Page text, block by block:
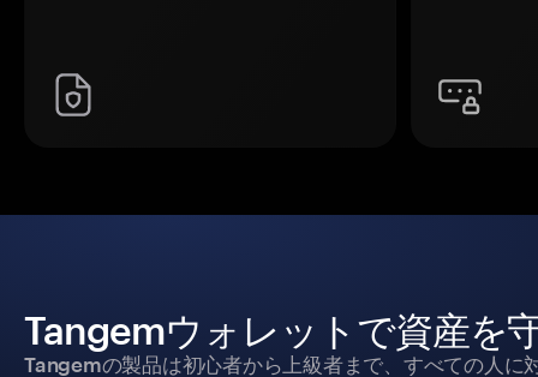
Tangemウォレットで資産を
Tangemの製品は初心者から上級者まで、すべての人に